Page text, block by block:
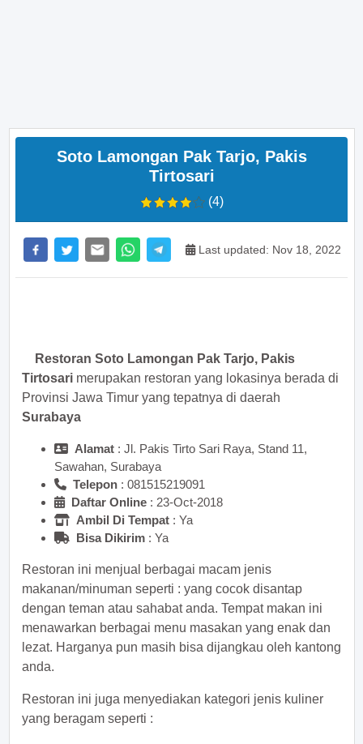
Soto Lamongan Pak Tarjo, Pakis
Tirtosari
(4)
Last updated: Nov 18, 2022
Restoran Soto Lamongan Pak Tarjo, Pakis
Tirtosari merupakan restoran yang lokasinya berada di
Provinsi Jawa Timur yang tepatnya di daerah
Surabaya
Alamat : Jl. Pakis Tirto Sari Raya, Stand 11,
Sawahan, Surabaya
Telepon :
Daftar Online : 23-Oct-2018
Ambil Di Tempat : Ya
Bisa Dikirim : Ya
Restoran ini menjual berbagai macam jenis
makanan/minuman seperti : yang cocok disantap
dengan teman atau sahabat anda. Tempat makan ini
menawarkan berbagai menu masakan yang enak dan
lezat. Harganya pun masih bisa dijangkau oleh kantong
anda.
Restoran ini juga menyediakan kategori jenis kuliner
yang beragam seperti :